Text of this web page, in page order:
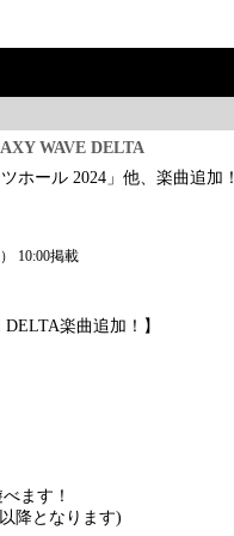
WAVE DELTA
ホール 2024」他、楽曲追加！
10:00掲載
楽曲追加！】
ます！
降となります)